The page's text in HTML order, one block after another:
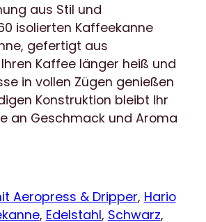
aus Stil und
isolierten Kaffeekanne
gefertigt aus
Kaffee länger heiß und
in vollen Zügen genießen
Konstruktion bleibt Ihr
an Geschmack und Aroma
Aeropress & Dripper, Hario
, Edelstahl, Schwarz